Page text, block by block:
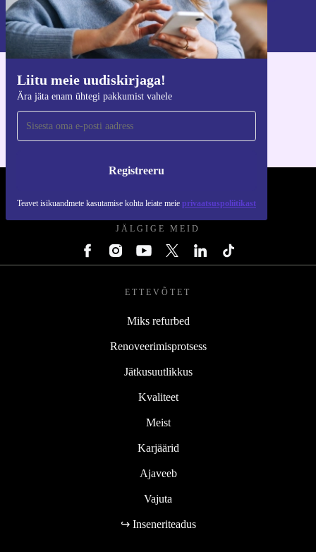
Liitu meie uudiskirjaga!
Ära jäta enam ühtegi pakkumist vahele
Registreeru
Teavet isikuandmete kasutamise kohta leiate meie privaatsuspoliitikast
Teavet isikuandmete kasutamise kohta leiate meie
privaatsuspoliitikast.
Hangi refurbed rakendus
iOS-i ja Androidi jaoks
JÄLGIGE MEID
ETTEVÕTET
Miks refurbed
Renoveerimisprotsess
Jätkusuutlikkus
Kvaliteet
Meist
Karjäärid
Ajaveeb
Vajuta
↪ Inseneriteadus